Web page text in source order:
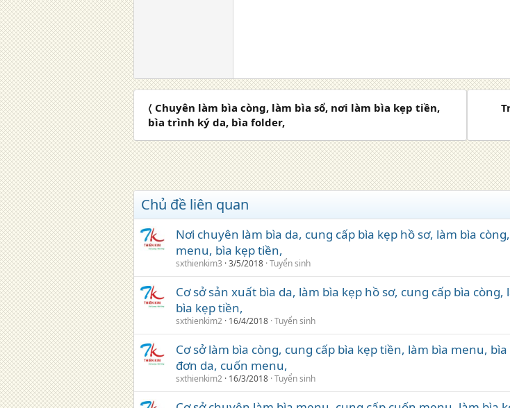
〈 Chuyên làm bìa còng, làm bìa sổ, nơi làm bìa kẹp tiền,
bìa trình ký da, bìa folder,
Chủ đề liên quan
Nơi chuyên làm bìa da, cung cấp bìa kẹp hồ sơ, làm bìa
menu, bìa kẹp tiền,
sxthienkim3 3/5/2018 Tuyển sinh
Cơ sở sản xuất bìa da, làm bìa kẹp hồ sơ, cung cấp bìa còng,
bìa kẹp tiền,
sxthienkim2 16/4/2018 Tuyển sinh
Cơ sở làm bìa còng, cung cấp bìa kẹp tiền, làm bìa menu,
đơn da, cuốn menu,
sxthienkim2 16/3/2018 Tuyển sinh